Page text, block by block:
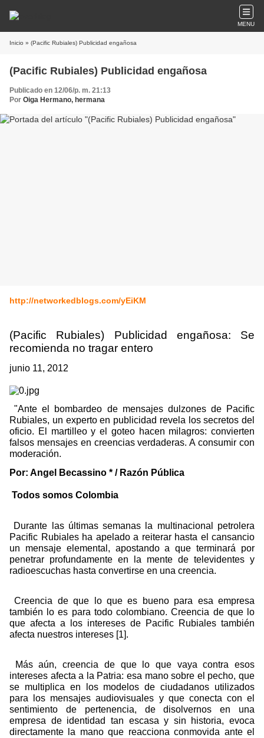
MENU
Inicio » (Pacific Rubiales) Publicidad engañosa
(Pacific Rubiales) Publicidad engañosa
Publicado en 12/06/p. m. 21:13
Por Oiga Hermano, hermana
http://networkedblogs.com/yEiKM
(Pacific Rubiales) Publicidad engañosa: Se
recomienda no tragar entero
junio 11, 2012
"Ante el bombardeo de mensajes dulzones de Pacific
Rubiales, un experto en publicidad revela los secretos del
oficio. El martilleo y el goteo hacen milagros: convierten
falsos mensajes en creencias verdaderas. A consumir con
moderación.
Por: Angel Becassino * / Razón Pública
Todos somos Colombia
Durante las últimas semanas la multinacional petrolera
Pacific Rubiales ha apelado a reiterar hasta el cansancio
un mensaje elemental, apostando a que terminará por
penetrar profundamente en la mente de televidentes y
radioescuchas hasta convertirse en una creencia.
Creencia de que lo que es bueno para esa empresa
también lo es para todo colombiano. Creencia de que lo
que afecta a los intereses de Pacific Rubiales también
afecta nuestros intereses [1].
Más aún, creencia de que lo que vaya contra esos
intereses afecta a la Patria: esa mano sobre el pecho, que
se multiplica en los modelos de ciudadanos utilizados
para los mensajes audiovisuales y que conecta con el
sentimiento de pertenencia, de disolvernos en una
empresa de identidad tan escasa y sin historia, evoca
directamente la mano que reacciona conmovida ante el